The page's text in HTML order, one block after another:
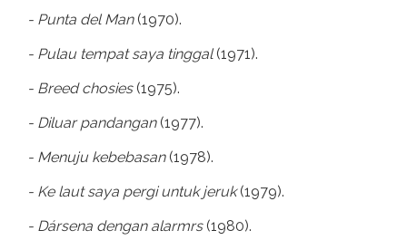
- Punta del Man(1970).
- Pulau tempat saya tinggal(1971).
- Breed chosies(1975).
- Diluar pandangan(1977).
- Menuju kebebasan(1978).
- Ke laut saya pergi untuk jeruk(1979).
- Dársena dengan alarmrs(1980).